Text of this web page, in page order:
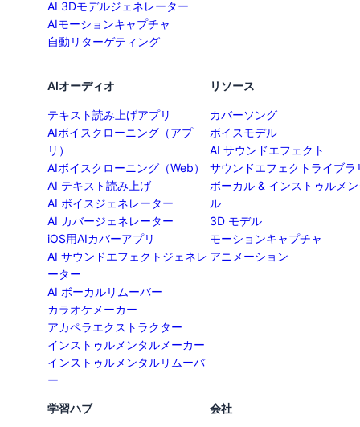
AI 3Dモデルジェネレーター
AIモーションキャプチャ
自動リターゲティング
AIオーディオ
テキスト読み上げアプリ
AIボイスクローニング（アプ
リ）
AIボイスクローニング（Web）
AI テキスト読み上げ
AI ボイスジェネレーター
AI カバージェネレーター
iOS用AIカバーアプリ
AI サウンドエフェクトジェネレ
ーター
AI ボーカルリムーバー
カラオケメーカー
アカペラエクストラクター
インストゥルメンタルメーカー
インストゥルメンタルリムーバ
ー
リソース
カバーソング
ボイスモデル
AI サウンドエフェクト
サウンドエフェクトライブラ
ボーカル & インストゥルメ
ル
3D モデル
モーションキャプチャ
アニメーション
学習ハブ 会社